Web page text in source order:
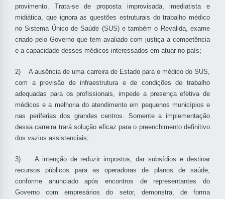
provimento. Trata-se de proposta improvisada, imediatista e
midiática, que ignora as questões estruturais do trabalho médico
no Sistema Único de Saúde (SUS) e também o Revalida, exame
criado pelo Governo que tem avaliado com justiça a competência
e a capacidade desses médicos interessados em atuar no país;
2) A ausência de uma carreira de Estado para o médico do SUS,
com a previsão de infraestrutura e de condições de trabalho
adequadas para os profissionais, impede a presença efetiva de
médicos e a melhoria do atendimento em pequenos municípios e
nas periferias dos grandes centros. Somente a implementação
dessa carreira trará solução eficaz para o preenchimento definitivo
dos vazios assistenciais;
3) A intenção de reduzir impostos, dar subsídios e destinar
recursos públicos para as operadoras de planos de saúde,
conforme anunciado após encontros de representantes do
Governo com empresários do setor, demonstra, de forma